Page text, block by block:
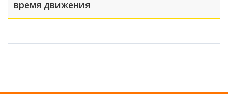
время движения